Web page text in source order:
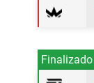
Finalizado